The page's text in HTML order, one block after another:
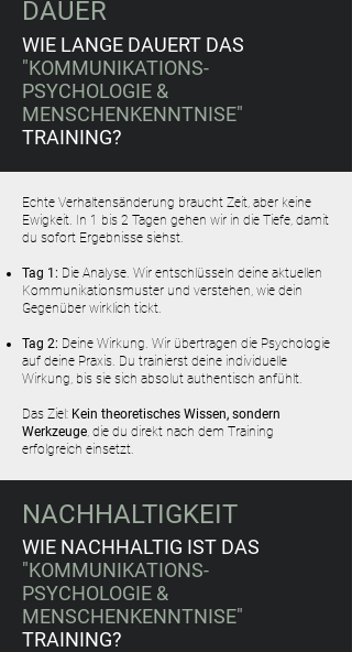
DAUER
WIE LANGE DAUERT DAS
"KOMMUNIKATIONS-
PSYCHOLOGIE &
MENSCHENKENNTNISE"
TRAINING?
Echte Verhaltensänderung braucht Zeit, aber keine
Ewigkeit. In 1 bis 2 Tagen gehen wir in die Tiefe, damit
du sofort Ergebnisse siehst.
Tag 1: Die Analyse. Wir entschlüsseln deine aktuellen
Kommunikationsmuster und verstehen, wie dein
Gegenüber wirklich tickt.
Tag 2: Deine Wirkung. Wir übertragen die Psychologie
auf deine Praxis. Du trainierst deine individuelle
Wirkung, bis sie sich absolut authentisch anfühlt.
Das Ziel: Kein theoretisches Wissen, sondern
Werkzeuge, die du direkt nach dem Training
erfolgreich einsetzt.
NACHHALTIGKEIT
WIE NACHHALTIG IST DAS
"KOMMUNIKATIONS-
PSYCHOLOGIE &
MENSCHENKENNTNISE"
TRAINING?